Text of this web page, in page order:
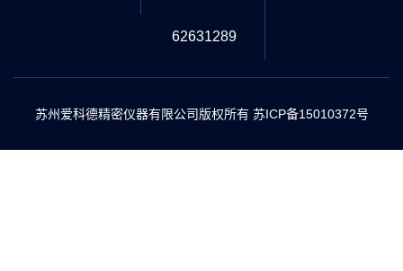
62631289
苏州爱科德精密仪器有限公司版权所有 苏ICP备15010372号